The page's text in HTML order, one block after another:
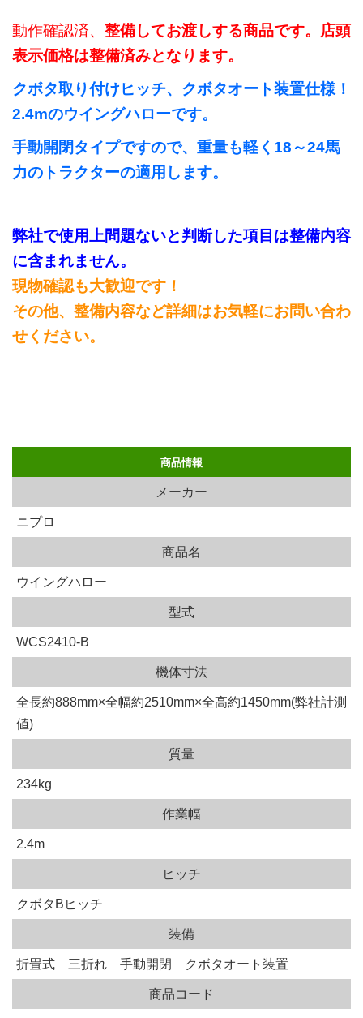
動作確認済、 整備してお渡しする商品です。店頭
表示価格は整備済みとなります。
クボタ取り付けヒッチ、クボタオート装置仕様！
2.4mのウイングハローです。
手動開閉タイプですので、重量も軽く18～24馬
力のトラクターの適用します。
弊社で使用上問題ないと判断した項目は整備内容
に含まれません。
現物確認も大歓迎です！
その他、整備内容など詳細はお気軽にお問い合わ
せください。
商品情報
メーカー
ニプロ
商品名
ウイングハロー
型式
WCS2410-B
機体寸法
全長約888mm×全幅約2510mm×全高約1450mm(弊社計測
値)
質量
234kg
作業幅
2.4m
ヒッチ
クボタBヒッチ
装備
折畳式 三折れ 手動開閉 クボタオート装置
商品コード